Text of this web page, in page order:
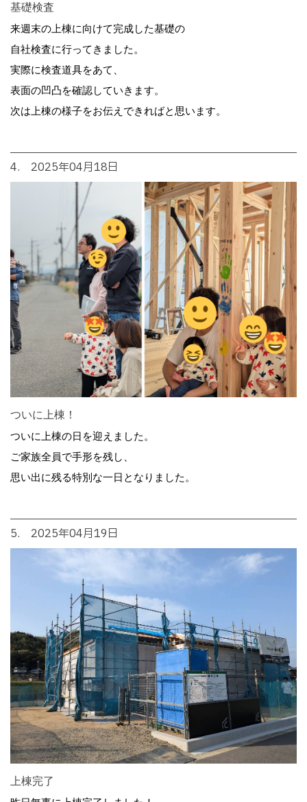
基礎検査
来週末の上棟に向けて完成した基礎の
自社検査に行ってきました。
実際に検査道具をあて、
表面の凹凸を確認していきます。
次は上棟の様子をお伝えできればと思います。
4. 2025年04月18日
ついに上棟！
ついに上棟の日を迎えました。
ご家族全員で手形を残し、
思い出に残る特別な一日となりました。
5. 2025年04月19日
上棟完了